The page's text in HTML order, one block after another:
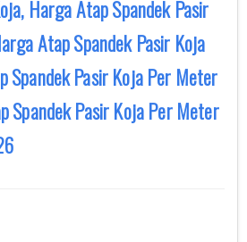
Harga Atap Spandek Pasir
Atap Spandek Pasir Koja
Spandek Pasir Koja Per Meter
Spandek Pasir Koja Per Meter